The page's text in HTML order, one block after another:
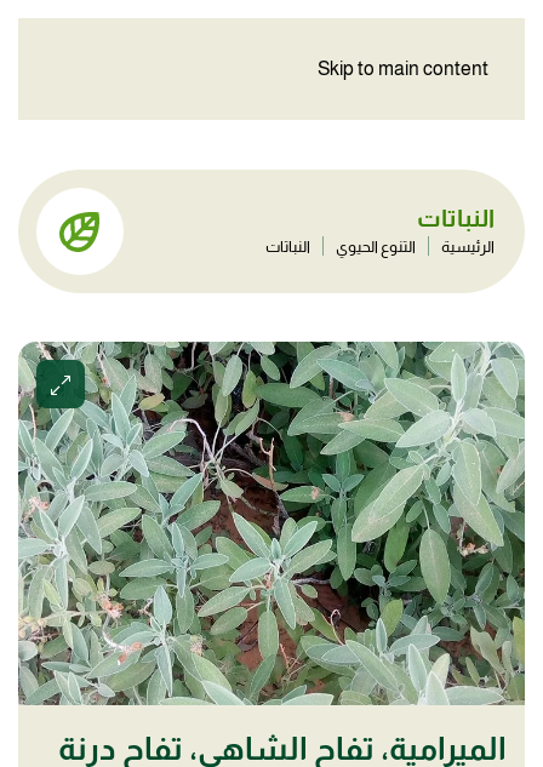
Skip to main content
النباتات
الرئيسية التنوع الحيوي النباتات
الميرامية، تفاح الشاهي، تفاح درنة